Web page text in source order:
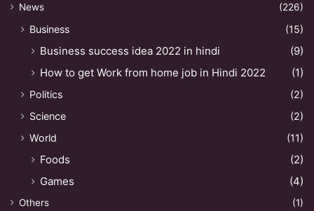
News (226)
Business (15)
Business success idea 2022 in hindi
(9)
How to get Work from home job in Hindi 2022
(1)
Politics
(2)
Science
(2)
World
(11)
Foods
(2)
Games
(4)
Others
(1)